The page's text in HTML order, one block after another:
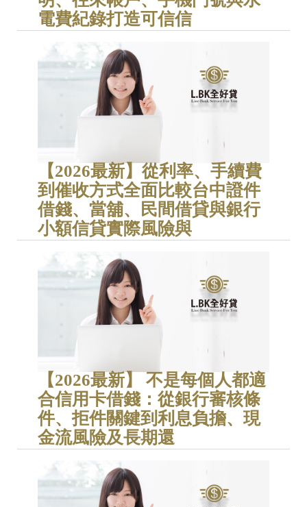
電費紀錄打造可信信
【2026最新】從利率、手續費
到催收方式全面比較台中證件
借錢、當舖、民間借貸與銀行
小額信貸實際風險與
【2026最新】 不是每個人都適
合信用卡借錢：從銀行審核條
件、拒件關鍵到利息負擔、現
金流風險及長期還